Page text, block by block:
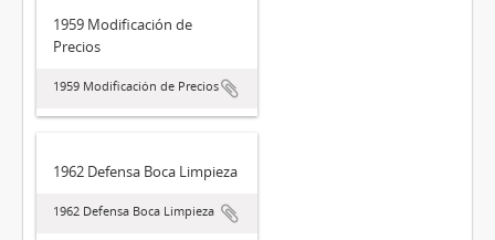
1959 Modificación de
Precios
1959 Modificación de Precios
1962 Defensa Boca Limpieza
1962 Defensa Boca Limpieza